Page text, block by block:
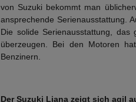
von Suzuki bekommt man
ansprechende Serienausstattung.
Die solide Serienausstattung,
überzeugen. Bei den Motoren
Benzinern.
Der Suzuki Liana zeigt sich agil